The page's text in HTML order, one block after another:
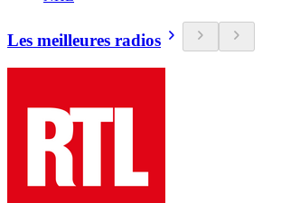
Les meilleures radios